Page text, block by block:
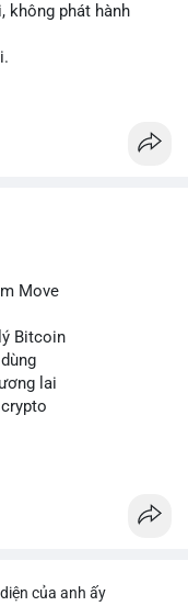
không phát hành
Move
Bitcoin
lai
của anh ấy